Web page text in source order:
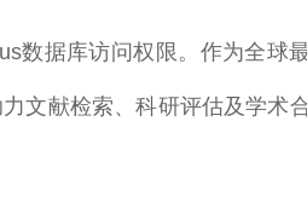
数据库访问权限。作为全球
文献检索、科研评估及学术合